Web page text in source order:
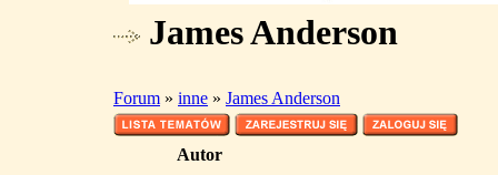
James Anderson
Forum » inne » James Anderson
Autor